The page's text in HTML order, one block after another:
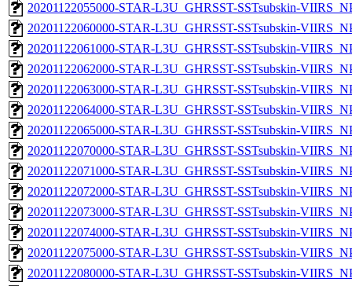
20201122055000-STAR-L3U_GHRSST-SSTsubskin-
20201122060000-STAR-L3U_GHRSST-SSTsubskin-
20201122061000-STAR-L3U_GHRSST-SSTsubskin-
20201122062000-STAR-L3U_GHRSST-SSTsubskin-
20201122063000-STAR-L3U_GHRSST-SSTsubskin-
20201122064000-STAR-L3U_GHRSST-SSTsubskin-
20201122065000-STAR-L3U_GHRSST-SSTsubskin-
20201122070000-STAR-L3U_GHRSST-SSTsubskin-
20201122071000-STAR-L3U_GHRSST-SSTsubskin-
20201122072000-STAR-L3U_GHRSST-SSTsubskin-
20201122073000-STAR-L3U_GHRSST-SSTsubskin-
20201122074000-STAR-L3U_GHRSST-SSTsubskin-
20201122075000-STAR-L3U_GHRSST-SSTsubskin-
20201122080000-STAR-L3U_GHRSST-SSTsubskin-